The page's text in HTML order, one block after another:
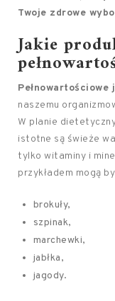
Twoje zdrowe
Jakie
Pełnowartościowe
naszemu
W planie
istotne są świeże
tylko witaminy i
przykładem mogą
brokuły,
szpinak,
marchewki,
jabłka,
jagody.